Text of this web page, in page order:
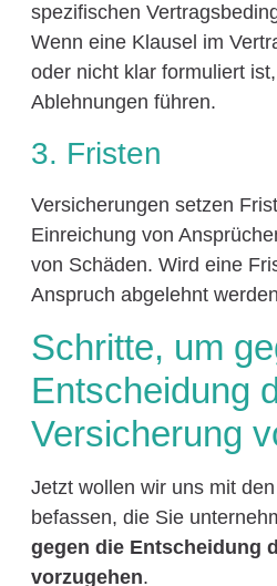
spezifischen
Wenn eine Klausel im
oder nicht klar formuliert
Ablehnungen führen.
3. Fristen
Versicherungen setzen
Einreichung von
von Schäden. Wird eine
Anspruch abgelehnt
Schritte, um
Entscheidung
Versicherung
Jetzt wollen wir uns mit
befassen, die Sie
gegen die Entscheidung
vorzugehen.